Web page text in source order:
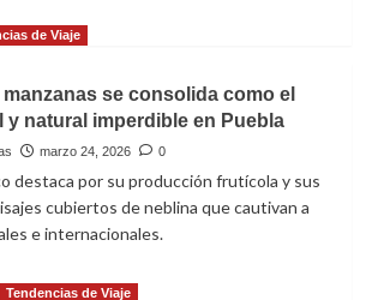
de Viaje
se consolida como el
natural imperdible en Puebla
marzo 24, 2026 0
destaca por su producción frutícola y sus
cubiertos de neblina que cautivan a
e internacionales.
Tendencias de Viaje